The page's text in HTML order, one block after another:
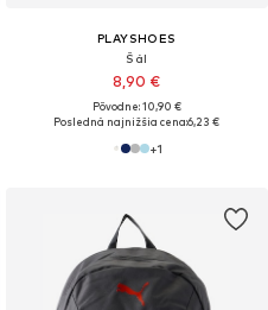
PLAYSHOES
Šál
8,90 €
Pôvodne: 10,90 €
Posledná najnižšia cena:6,23 €
+1